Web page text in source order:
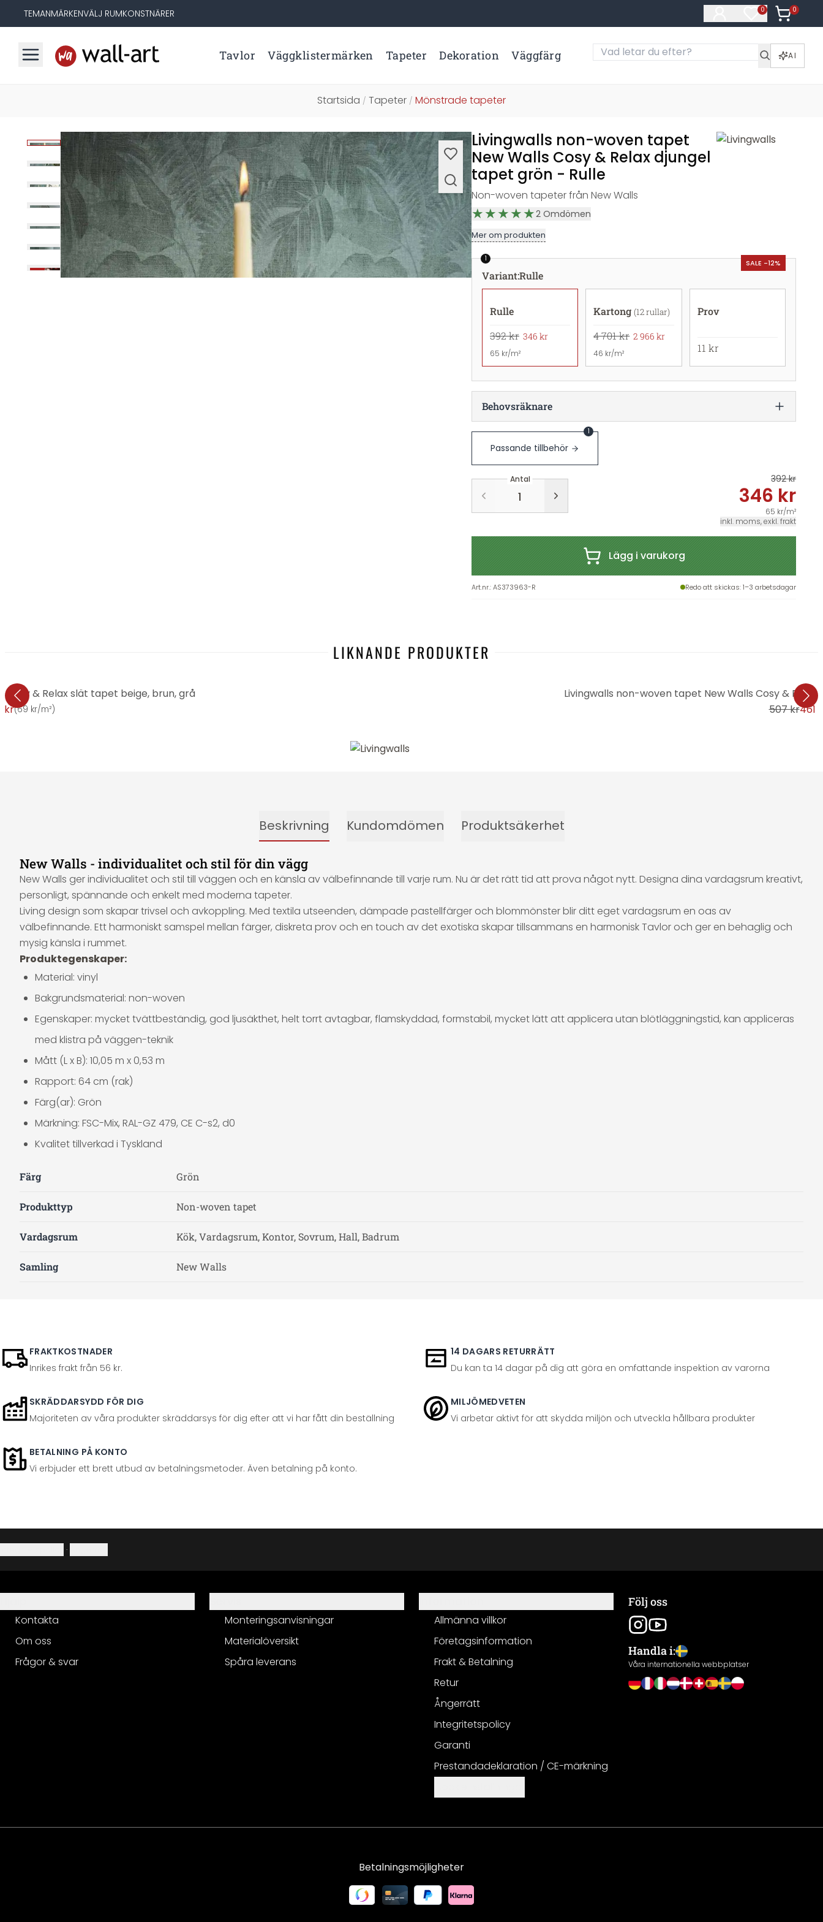
TEMANMÄRKENVÄLJ RUMKONSTNÄRER 0
Artiklar på
0
Artiklar i
Tavlor Väggklistermärken Tapeter Dekoration Väggfärg AI
Startsida / Tapeter / Mönstrade tapeter
Livingwalls non-woven tapet
New Walls Cosy & Relax djungel
tapet grön - Rulle
Non-woven tapeter från New Walls
2 Omdömen
Mer om produkten
SALE -12%
1
Variant:Rulle
Rulle
392 kr 346 kr
65 kr/m²
Kartong (12 rullar)
4 701 kr 2 966 kr
46 kr/m²
Prov
11 kr
Behovsräknare
Passande tillbehör
1
Antal 392 kr
346 kr
65 kr/m²
inkl. moms, exkl. frakt
Lägg i varukorg
Art.nr.:AS373963-R Redo att skickas: 1–3 arbetsdagar
LIKNANDE PRODUKTER
& Relax slät tapet beige, brun, grå
kr(69 kr/m²)
Livingwalls non-woven tapet New Walls Cosy &
507 kr461
Beskrivning Kundomdömen Produktsäkerhet
New Walls - individualitet och stil för din vägg
New Walls ger individualitet och stil till väggen och en känsla av välbefinnande till varje rum. Nu är det rätt tid att prova något nytt. Designa dina vardagsrum kreativt,
personligt, spännande och enkelt med moderna tapeter.
Living design som skapar trivsel och avkoppling. Med textila utseenden, dämpade pastellfärger och blommönster blir ditt eget vardagsrum en oas av
välbefinnande. Ett harmoniskt samspel mellan färger, diskreta prov och en touch av det exotiska skapar tillsammans en harmonisk Tavlor och ger en behaglig och
mysig känsla i rummet.
Produktegenskaper:
Material: vinyl
Bakgrundsmaterial: non-woven
Egenskaper: mycket tvättbeständig, god ljusäkthet, helt torrt avtagbar, flamskyddad, formstabil, mycket lätt att applicera utan blötläggningstid, kan appliceras
med klistra på väggen-teknik
Mått (L x B): 10,05 m x 0,53 m
Rapport: 64 cm (rak)
Färg(ar): Grön
Märkning: FSC-Mix, RAL-GZ 479, CE C-s2, d0
Kvalitet tillverkad i Tyskland
Färg Grön
Produkttyp Non-woven tapet
Vardagsrum Kök, Vardagsrum, Kontor, Sovrum, Hall, Badrum
Samling New Walls
FRAKTKOSTNADER
Inrikes frakt från 56 kr.
14 DAGARS RETURRÄTT
Du kan ta 14 dagar på dig att göra en omfattande inspektion av varorna
SKRÄDDARSYDD FÖR DIG
Majoriteten av våra produkter skräddarsys för dig efter att vi har fått din beställning
MILJÖMEDVETEN
Vi arbetar aktivt för att skydda miljön och utveckla hållbara produkter
BETALNING PÅ KONTO
Vi erbjuder ett brett utbud av betalningsmetoder. Även betalning på konto.
·
Kontakta
Om oss
Frågor & svar
Monteringsanvisningar
Materialöversikt
Spåra leverans
Allmänna villkor
Företagsinformation
Frakt & Betalning
Retur
Ångerrätt
Integritetspolicy
Garanti
Prestandadeklaration / CE-märkning
Följ oss
Handla i:
Våra internationella webbplatser
Betalningsmöjligheter